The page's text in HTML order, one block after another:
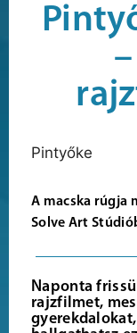
Pintyőke
A macska rúgja
Solve Art
Naponta
rajzfilmet,